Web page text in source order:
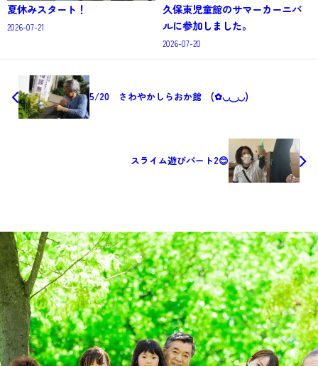
夏休みスタート！
2026-07-21
久保東児童館のサマーカーニバ
ルに参加しました。
2026-07-20
5/20 さわやかしらおか館 (✿◡‿◡)
スライム遊びパート2😊